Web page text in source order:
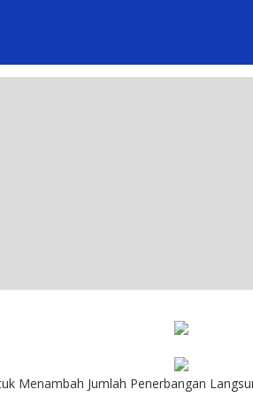
Menambah Jumlah Penerbangan